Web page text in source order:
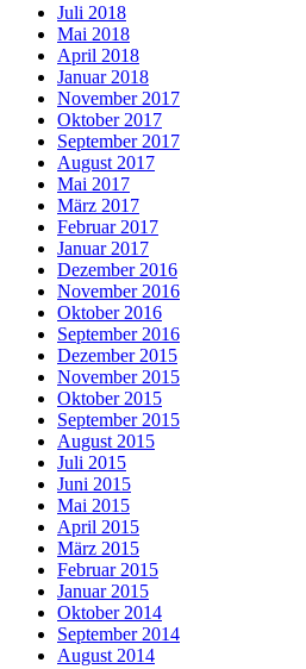
Juli 2018
Mai 2018
April 2018
Januar 2018
November 2017
Oktober 2017
September 2017
August 2017
Mai 2017
März 2017
Februar 2017
Januar 2017
Dezember 2016
November 2016
Oktober 2016
September 2016
Dezember 2015
November 2015
Oktober 2015
September 2015
August 2015
Juli 2015
Juni 2015
Mai 2015
April 2015
März 2015
Februar 2015
Januar 2015
Oktober 2014
September 2014
August 2014